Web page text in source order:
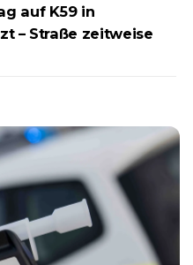
auf K59 in
– Straße zeitweise